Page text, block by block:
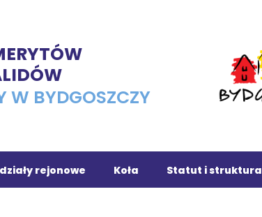
W BYDGOSZCZY
rejonowe Koła Statut i struktura